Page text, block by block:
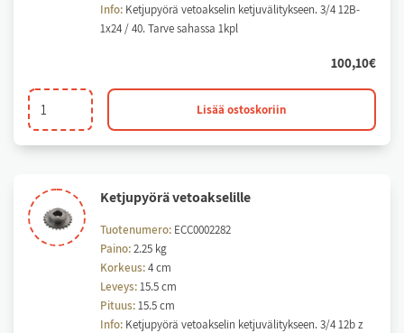
Info: Ketjupyörä vetoakselin ketjuvälitykseen. 3/4 12B-
1x24 / 40. Tarve sahassa 1kpl
100,10€
Ketjupyörä
vetoakselille
Lisää ostoskoriin
Ket­ju­pyö­rä ve­toak­se­lil­le
Tuotenumero: ECC0002282
Paino:2.25 kg
Korkeus:4 cm
Leveys:15.5 cm
Pituus:15.5 cm
Info: Ketjupyörä vetoakselin ketjuvälitykseen. 3/4 12b z